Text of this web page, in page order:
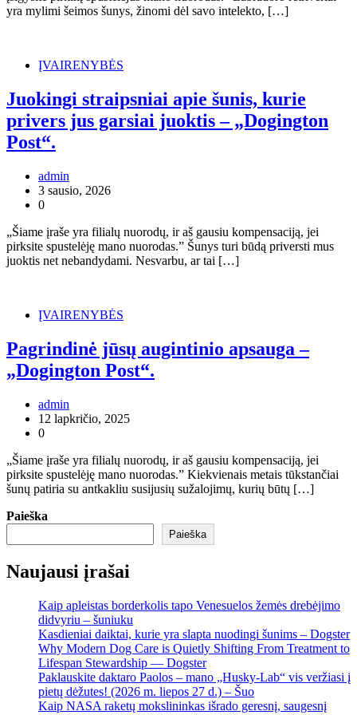
yra mylimi šeimos šunys, žinomi dėl savo intelekto, […]
ĮVAIRENYBĖS
Juokingi straipsniai apie šunis, kurie
privers jus garsiai juoktis – „Dogington
Post“.
admin
3 sausio, 2026
0
„Šiame įraše yra filialų nuorodų, ir aš gausiu kompensaciją, jei
pirksite spustelėję mano nuorodas.” Šunys turi būdą priversti mus
juoktis net nebandydami. Nesvarbu, ar tai […]
ĮVAIRENYBĖS
Pagrindinė jūsų augintinio apsauga –
„Dogington Post“.
admin
12 lapkričio, 2025
0
„Šiame įraše yra filialų nuorodų, ir aš gausiu kompensaciją, jei
pirksite spustelėję mano nuorodas.” Kiekvienais metais tūkstančiai
šunų patiria su antkakliu susijusių sužalojimų, kurių būtų […]
Paieška
Paieška
Naujausi įrašai
Kaip apleistas borderkolis tapo Venesuelos žemės drebėjimo
didvyriu – šuniuku
Kasdieniai daiktai, kurie yra slapta nuodingi šunims – Dogster
Why Modern Dog Care is Quietly Shifting From Treatment to
Lifespan Stewardship — Dogster
Paklauskite daktaro Paolos – mano „Husky-Lab“ vis veržiasi į
pietų dėžutes! (2026 m. liepos 27 d.) – Šuo
Kaip NASA raketų mokslininkas išrado geresnį, saugesnį